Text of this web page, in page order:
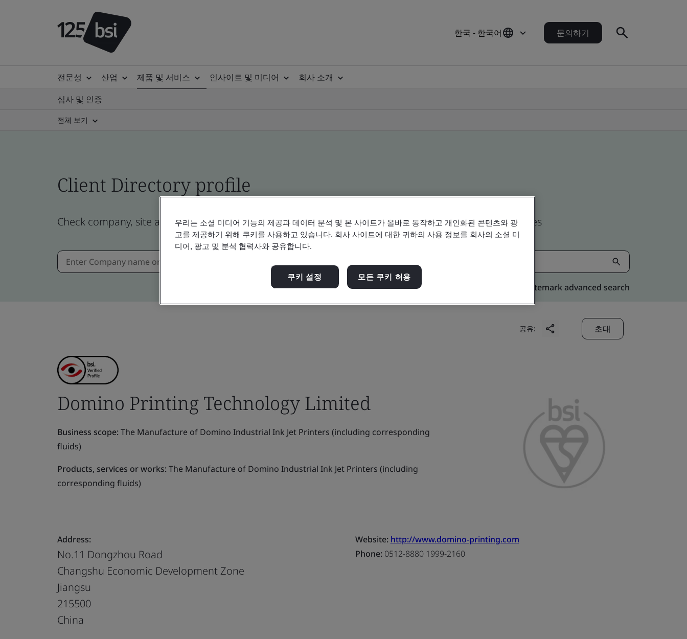
한국 - 한국어 문의하기
전문성 산업 제품 및 서비스 인사이트 및 미디어
회사 소개
심사 및 인증
전체 보기
Client Directory profile
Check company, site and product certificates - Validation and Verification, Korean and global companies
Kitemark advanced search
공유: 초대
Domino Printing Technology Limited
Business scope:The Manufacture of Domino Industrial Ink Jet Printers (including corresponding
fluids)
Products, services or works:The Manufacture of Domino Industrial Ink Jet Printers (including
corresponding fluids)
Address:
No.11 Dongzhou Road
Changshu Economic Development Zone
Jiangsu
215500
China
Website: http://www.domino-printing.com
Phone:0512-8880 1999-2160
우리는 소셜 미디어 기능의 제공과 데이터 분석 및 본 사이트가 올바로 동작하고 개인화된 콘텐츠와 광
고를 제공하기 위해 쿠키를 사용하고 있습니다. 회사 사이트에 대한 귀하의 사용 정보를 회사의 소셜 미
디어, 광고 및 분석 협력사와 공유합니다.
쿠키 설정 모든 쿠키 허용